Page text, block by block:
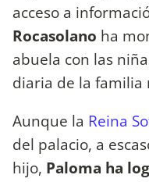
acceso a
Rocasolano ha
abuela con las
diaria de la familia
Aunque la Reina
del palacio, a
hijo, Paloma ha